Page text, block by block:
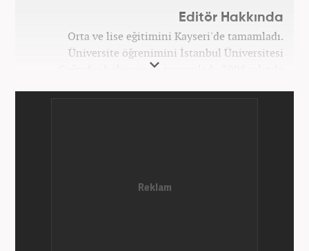
Editör Hakkında
Orta ve lise eğitimini Kayseri'de tamamladı.
Üniversite öğrenimini İstanbul Üniversitesi
Coğrafya bölümünde tamamladı. 2008 yılında